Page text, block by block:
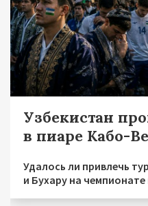
Узбекистан
в пиаре Кабо-
Удалось ли привлечь
и Бухару на